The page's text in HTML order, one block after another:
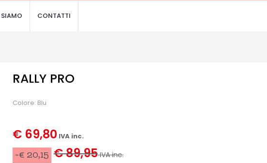
CONTATTI
RALLY PRO
Colore: Blu
€ 69,80 IVA inc.
-€ 20,15 € 89,95IVA inc.